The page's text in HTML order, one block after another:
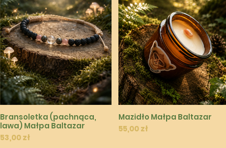
Podgląd
Bransoletka (pachnąca,
lawa) Małpa Baltazar
Cena
53,00 zł
Podgląd
Mazidło Małpa Baltazar
Cena
55,00 zł